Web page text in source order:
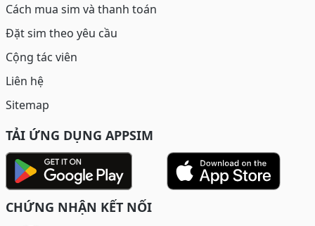
Cách mua sim và thanh toán
Đặt sim theo yêu cầu
Cộng tác viên
Liên hệ
Sitemap
TẢI ỨNG DỤNG APPSIM
CHỨNG NHẬN KẾT NỐI